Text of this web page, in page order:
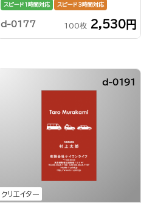
スピード1時間対応 スピード3時間対応
d-0177 100枚 2,530円
クリエイター
d-0191